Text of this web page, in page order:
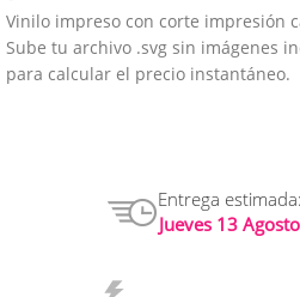
Vinilo impreso con corte impresión
Sube tu archivo .svg sin imágenes
para calcular el precio instantáneo.
Entrega estimada:
Jueves 13 Agosto